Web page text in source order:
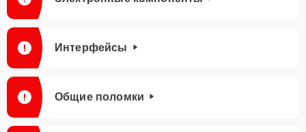
Интерфейсы
Общие поломки